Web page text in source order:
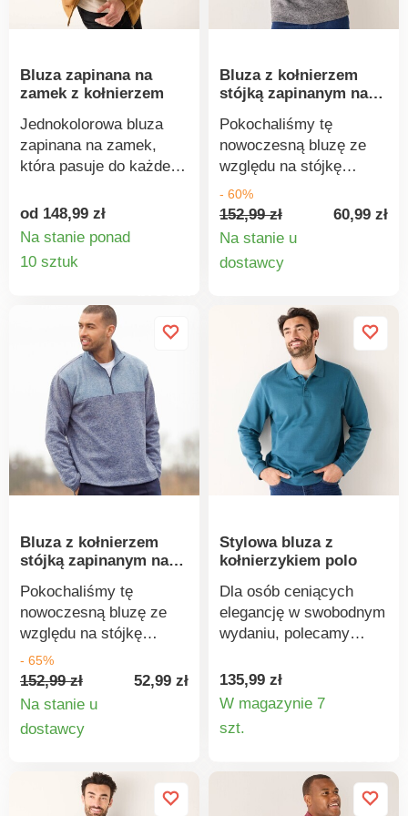
testom laboratoryjnym
szkodliwych, a produkt
jest bezpieczny w
stopniu wykraczającym
poza obowiązujące
normy. Można prać w
Bluza zapinana na
zamek z kołnierzem
Jednokolorowa bluza
zapinana na zamek,
która pasuje do każdej
Wykonana z wygodnego
meltonu z szczotkowaną
stroną wewnętrzną.
Zamek błyskawiczny z
stójka. Długie rękawy.
Prosty dół. Ściągacze u
dołu. Standard 100
według Oeko-Tex (nr CQ
1216/3 IFTH). Ten znak
identyfikuje produkty
tekstylne poddane
testom laboratoryjnym
na obecność szerokiej
jest bezpieczny w
stopniu wykraczającym
poza obowiązujące
normy. Można prać w
pralce.
od 148,99 zł
Na stanie ponad
10 sztuk
Bluza z kołnierzem
stójką zapinanym na
Pokochaliśmy tę
nowoczesną bluzę ze
względu na stójkę
zapinaną na zamek i
szczotkowany polar.
Ciepła od wewnątrz.
zamek. Kontrastowa
Długie rękawy. Prosty
dół. Standard 100
według Oeko-Tex (nr CQ
1216 / 3 IFTH). Ten znak
identyfikuje produkty
tekstylne poddane
testom laboratoryjnym
na obecność szerokiej
gamy substancji
stopniu wykraczającym
poza obowiązujące
normy. Można prać w
pralce.
- 60%
152,99 zł
60,99 zł
Na stanie u
dostawcy
Bluza z kołnierzem
stójką zapinanym na
Pokochaliśmy tę
nowoczesną bluzę ze
względu na stójkę
zapinaną na zamek i
szczotkowany polar.
Ciepła od wewnątrz.
zamek. Kontrastowa
Długie rękawy. Prosty
dół. Standard 100
- 65%
152,99 zł
52,99 zł
Na stanie u
dostawcy
Stylowa bluza z
kołnierzykiem polo
Dla osób ceniących
elegancję w swobodnym
wydaniu, polecamy
polo. Miękka bluza,
ciepła od wewnątrz.
Kołnierzyk polo.
Zapięcie na guziki.
dół. Ściągacz u dołu.
Standard 100 według
135,99 zł
W magazynie 7
szt.